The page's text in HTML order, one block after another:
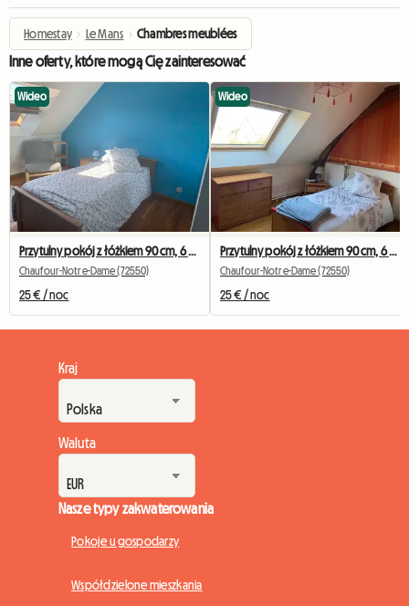
Homestay › Le Mans › Chambres meublées
Inne oferty, które mogą Cię zainteresować
Wideo
Chaufour-Notre-Dame (72550)
25 € / noc
Wideo
Chaufour-Notre-Dame (72550)
25 € / noc
Kraj
Waluta
Nasze typy zakwaterowania
Pokoje u gospodarzy
Współdzielone mieszkania